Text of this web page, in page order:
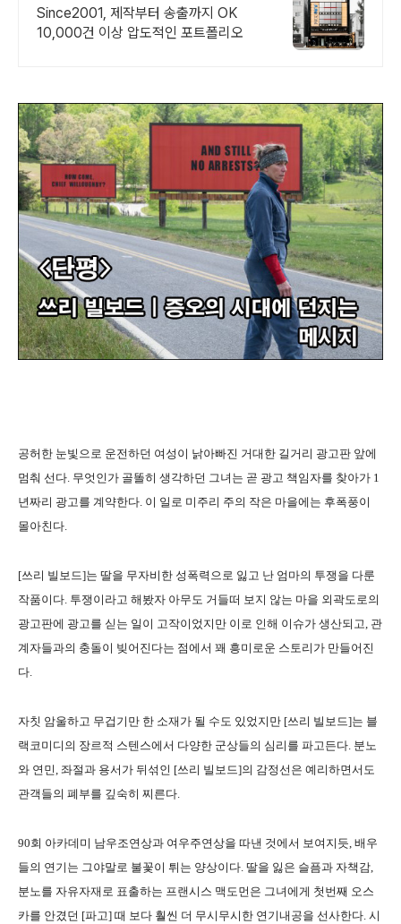
진행시 20% 할인!
Since2001, 제작부터 송출까지 OK
10,000건 이상 압도적인 포트폴리오
공허한 눈빛으로 운전하던 여성이 낡아빠진 거대한 길거리 광고판 앞에
멈춰 선다. 무엇인가 골똘히 생각하던 그녀는 곧 광고 책임자를 찾아가 1
년짜리 광고를 계약한다. 이 일로 미주리 주의 작은 마을에는 후폭풍이
몰아친다.
[쓰리 빌보드]는 딸을 무자비한 성폭력으로 잃고 난 엄마의 투쟁을 다룬
작품이다. 투쟁이라고 해봤자 아무도 거들떠 보지 않는 마을 외곽도로의
광고판에 광고를 싣는 일이 고작이었지만 이로 인해 이슈가 생산되고, 관
계자들과의 충돌이 빚어진다는 점에서 꽤 흥미로운 스토리가 만들어진
다.
자칫 암울하고 무겁기만 한 소재가 될 수도 있었지만 [쓰리 빌보드]는 블
랙코미디의 장르적 스텐스에서 다양한 군상들의 심리를 파고든다. 분노
와 연민, 좌절과 용서가 뒤섞인 [쓰리 빌보드]의 감정선은 예리하면서도
관객들의 폐부를 깊숙히 찌른다.
90회 아카데미 남우조연상과 여우주연상을 따낸 것에서 보여지듯, 배우
들의 연기는 그야말로 불꽃이 튀는 양상이다. 딸을 잃은 슬픔과 자책감,
분노를 자유자재로 표출하는 프랜시스 맥도먼은 그녀에게 첫번째 오스
카를 안겼던 [파고] 때 보다 훨씬 더 무시무시한 연기내공을 선사한다. 시